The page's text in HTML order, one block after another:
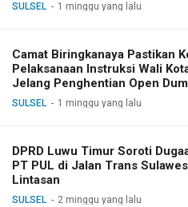
SULSEL 1 minggu yang lalu
Camat Biringkanaya Pastikan
Pelaksanaan Instruksi Wali
Jelang Penghentian Open
SULSEL 1 minggu yang lalu
DPRD Luwu Timur Soroti
PT PUL di Jalan Trans
Lintasan
SULSEL 2 minggu yang lalu